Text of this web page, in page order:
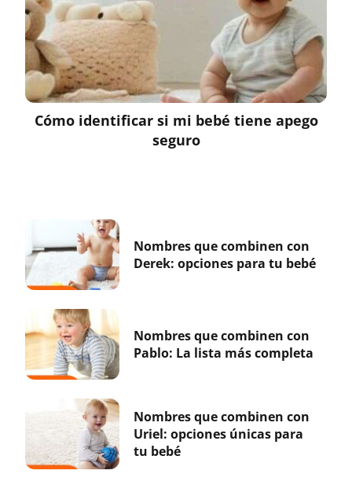
Cómo identificar si mi bebé tiene apego
seguro
Nombres que combinen con
Derek: opciones para tu bebé
Nombres que combinen con
Pablo: La lista más completa
Nombres que combinen con
Uriel: opciones únicas para
tu bebé